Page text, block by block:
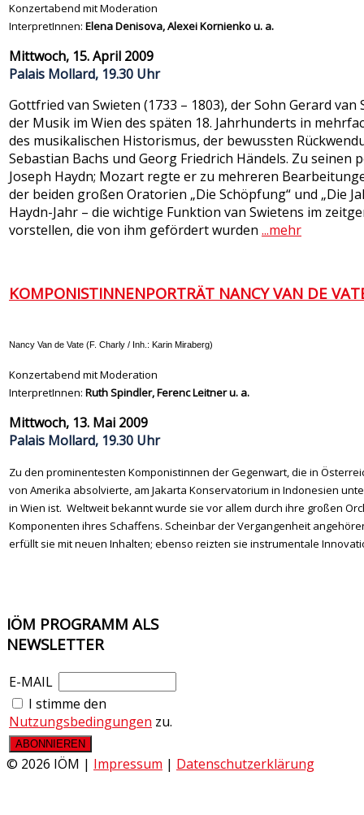
Konzertabend mit Moderation
InterpretInnen: Elena Denisova, Alexei Kornienko u. a.
Mittwoch, 15. April 2009
Palais Mollard, 19.30 Uhr
Gottfried van Swieten (1733 – 1803), der Sohn Gerard
der Musik im Wien des späten 18. Jahrhunderts in
des musikalischen Historismus, der bewussten
Sebastian Bachs und Georg Friedrich Händels. Zu
Joseph Haydn; Mozart regte er zu mehreren
der beiden großen Oratorien „Die Schöpfung“ und „Die
Haydn-Jahr – die wichtige Funktion van Swietens im
vorstellen, die von ihm gefördert wurden ...mehr
KOMPONISTINNENPORTRÄT NANCY VAN DE
Nancy Van de Vate (F. Charly / Inh.: Karin Miraberg)
Konzertabend mit Moderation
InterpretInnen: Ruth Spindler, Ferenc Leitner u. a.
Mittwoch, 13. Mai 2009
Palais Mollard, 19.30 Uhr
Zu den prominentesten Komponistinnen der Gegenwart, die in
von Amerika absolvierte, am Jakarta Konservatorium in Indonesien
in Wien ist. Weltweit bekannt wurde sie vor allem durch ihre großen
Komponenten ihres Schaffens. Scheinbar der Vergangenheit
erfüllt sie mit neuen Inhalten; ebenso reizten sie instrumentale
IÖM PROGRAMM ALS
NEWSLETTER
E-MAIL
I stimme den
Nutzungsbedingungen zu.
© 2026 IÖM | Impressum | Datenschutzerklärung